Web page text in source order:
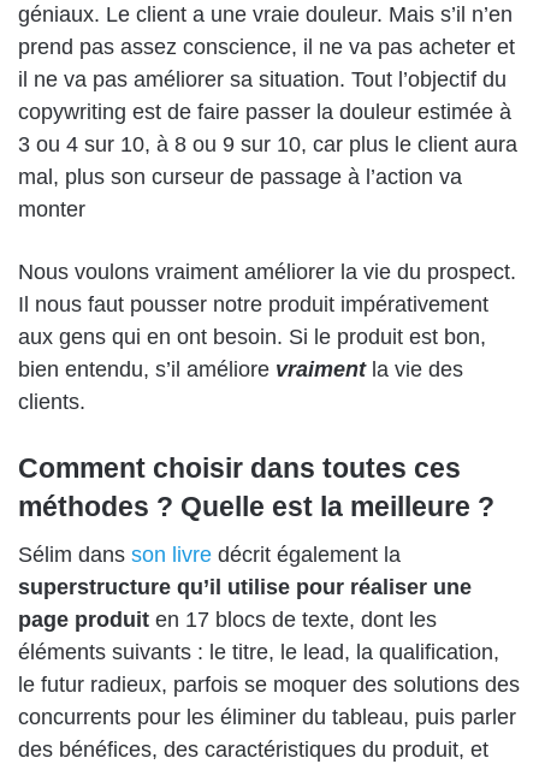
géniaux. Le client a une vraie douleur. Mais s’il n’en
prend pas assez conscience, il ne va pas acheter et
il ne va pas améliorer sa situation. Tout l’objectif du
copywriting est de faire passer la douleur estimée à
3 ou 4 sur 10, à 8 ou 9 sur 10, car plus le client aura
mal, plus son curseur de passage à l’action va
monter
Nous voulons vraiment améliorer la vie du prospect.
Il nous faut pousser notre produit impérativement
aux gens qui en ont besoin. Si le produit est bon,
bien entendu, s’il améliore vraimentla vie des
clients.
Comment choisir dans toutes ces
méthodes ? Quelle est la meilleure ?
Sélim dans son livre décrit également la
superstructure qu’il utilise pour réaliser une
page produit en 17 blocs de texte, dont les
éléments suivants : le titre, le lead, la qualification,
le futur radieux, parfois se moquer des solutions des
concurrents pour les éliminer du tableau, puis parler
des bénéfices, des caractéristiques du produit, et